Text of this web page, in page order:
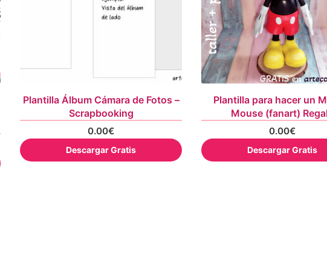
Plantilla Álbum Cámara de Fotos –
Scrapbooking
0.00€
Descargar Gratis
Plantilla para hacer un
Mouse (fanart)
0.00€
Descargar Gratis